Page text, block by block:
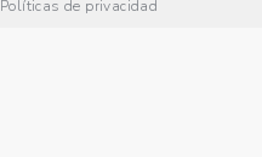
Políticas de privacidad